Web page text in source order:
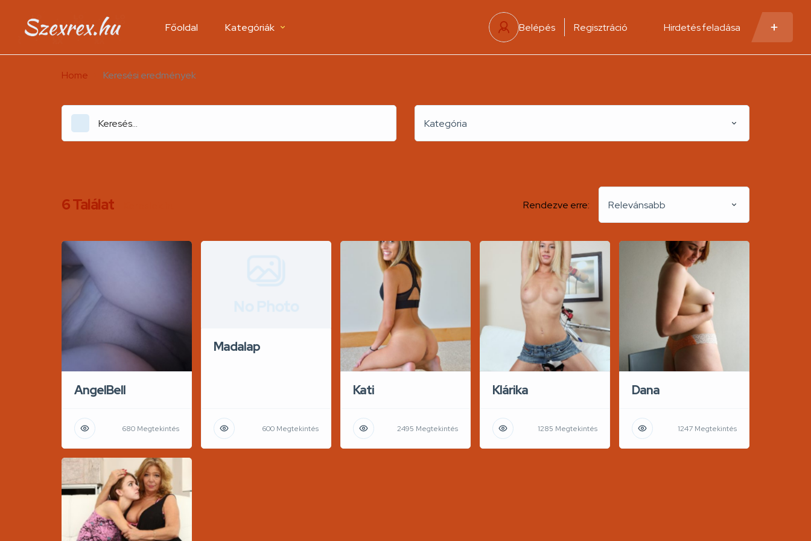
Főoldal Kategóriák Belépés Regisztráció Hirdetés feladása
Home Keresési eredmények
Kategória
6Találat Rendezve erre: Relevánsabb
AngelBell
680 Megtekintés
Madalap
600 Megtekintés
Kati
2495 Megtekintés
Klárika
1285 Megtekintés
Dana
1247 Megtekintés